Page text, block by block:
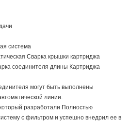
система
Сварка крышки картриджа
соединителя длины Картриджа
могут быть выполнены
линии.
разработали Полностью
с фильтром и успешно внедрил ее в